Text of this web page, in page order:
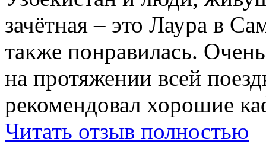
зачётная – это Лаура в
также понравилась.
на протяжении всей
рекомендовал хорошие
Читать отзыв полностью